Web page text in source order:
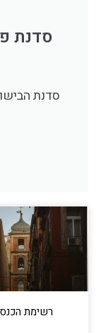
סדנת
סדנת
רשימת